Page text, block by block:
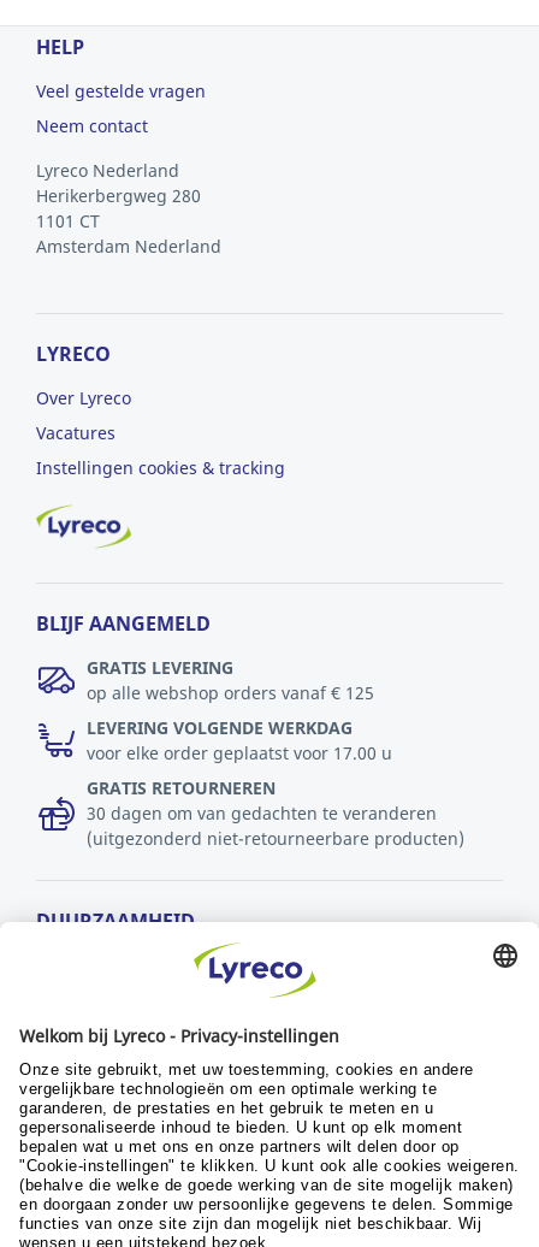
HELP
Veel gestelde vragen
Neem contact
Lyreco Nederland
Herikerbergweg 280
1101 CT
Amsterdam Nederland
LYRECO
Over Lyreco
Vacatures
Instellingen cookies & tracking
BLIJF AANGEMELD
GRATIS LEVERING
op alle webshop orders vanaf € 125
LEVERING VOLGENDE WERKDAG
voor elke order geplaatst voor 17.00 u
GRATIS RETOURNEREN
30 dagen om van gedachten te veranderen
(uitgezonderd niet-retourneerbare producten)
DUURZAAMHEID
Ontwikkelingsdoelstellingen
© Lyreco 2024
Algemene verkoopsvoorwaarden |Algemene
gebruiksvoorwaarden|Retour- en